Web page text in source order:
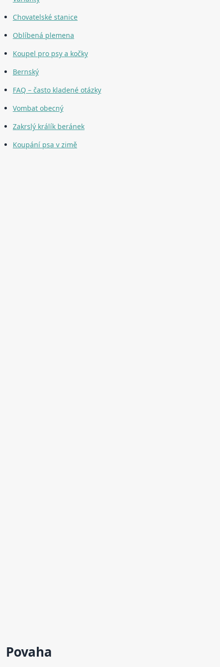
Chovatelské stanice
Oblíbená plemena
Koupel pro psy a kočky
Bernský
FAQ – často kladené otázky
Vombat obecný
Zakrslý králík beránek
Koupání psa v zimě
Povaha